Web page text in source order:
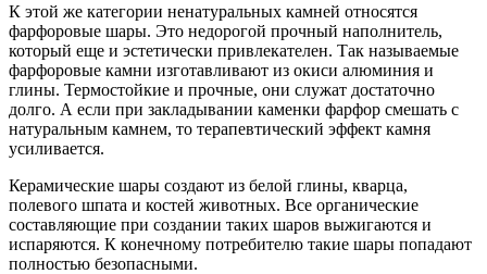
К этой же категории ненатуральных камней относятся
фарфоровые шары. Это недорогой прочный наполнитель,
который еще и эстетически привлекателен. Так называемые
фарфоровые камни изготавливают из окиси алюминия и
глины. Термостойкие и прочные, они служат достаточно
долго. А если при закладывании каменки фарфор смешать с
натуральным камнем, то терапевтический эффект камня
усиливается.
Керамические шары создают из белой глины, кварца,
полевого шпата и костей животных. Все органические
составляющие при создании таких шаров выжигаются и
испаряются. К конечному потребителю такие шары попадают
полностью безопасными.